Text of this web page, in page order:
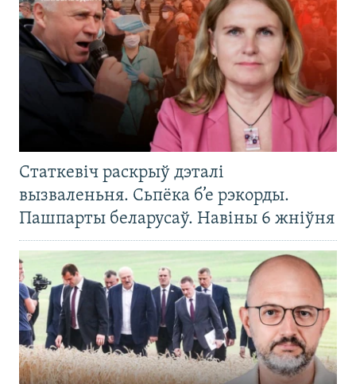
Статкевіч раскрыў дэталі
вызваленьня. Сьпёка б’е рэкорды.
Пашпарты беларусаў. Навіны 6 жніўня